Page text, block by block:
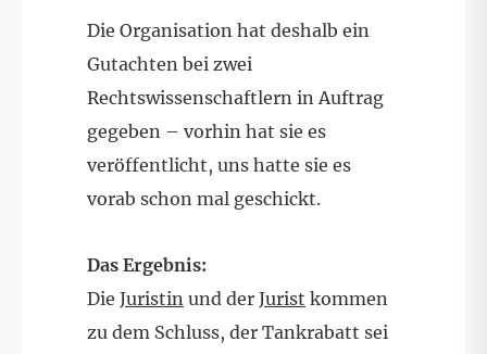
Die Organisation hat deshalb ein
Gutachten bei zwei
Rechtswissenschaftlern in Auftrag
gegeben – vorhin hat sie es
veröffentlicht, uns hatte sie es
vorab schon mal geschickt.
Das Ergebnis:
Die Juristin und der Jurist kommen
zu dem Schluss, der Tankrabatt sei